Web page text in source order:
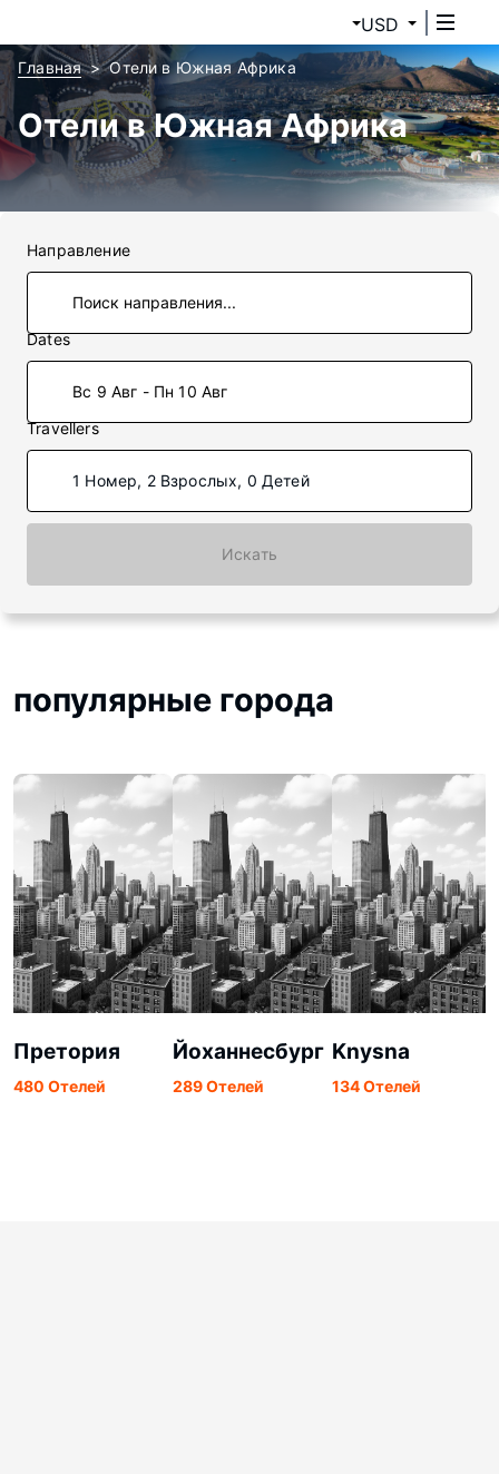
USD
Главная Отели в Южная Африка
Отели в Южная Африка
Направление
Dates
Вс 9 Авг - Пн 10 Авг
Travellers
1 Номер, 2 Взрослых, 0 Детей
Искать
популярные города
Претория
480 Отелей
Йоханнесбург
289 Отелей
Knysna
134 Отелей